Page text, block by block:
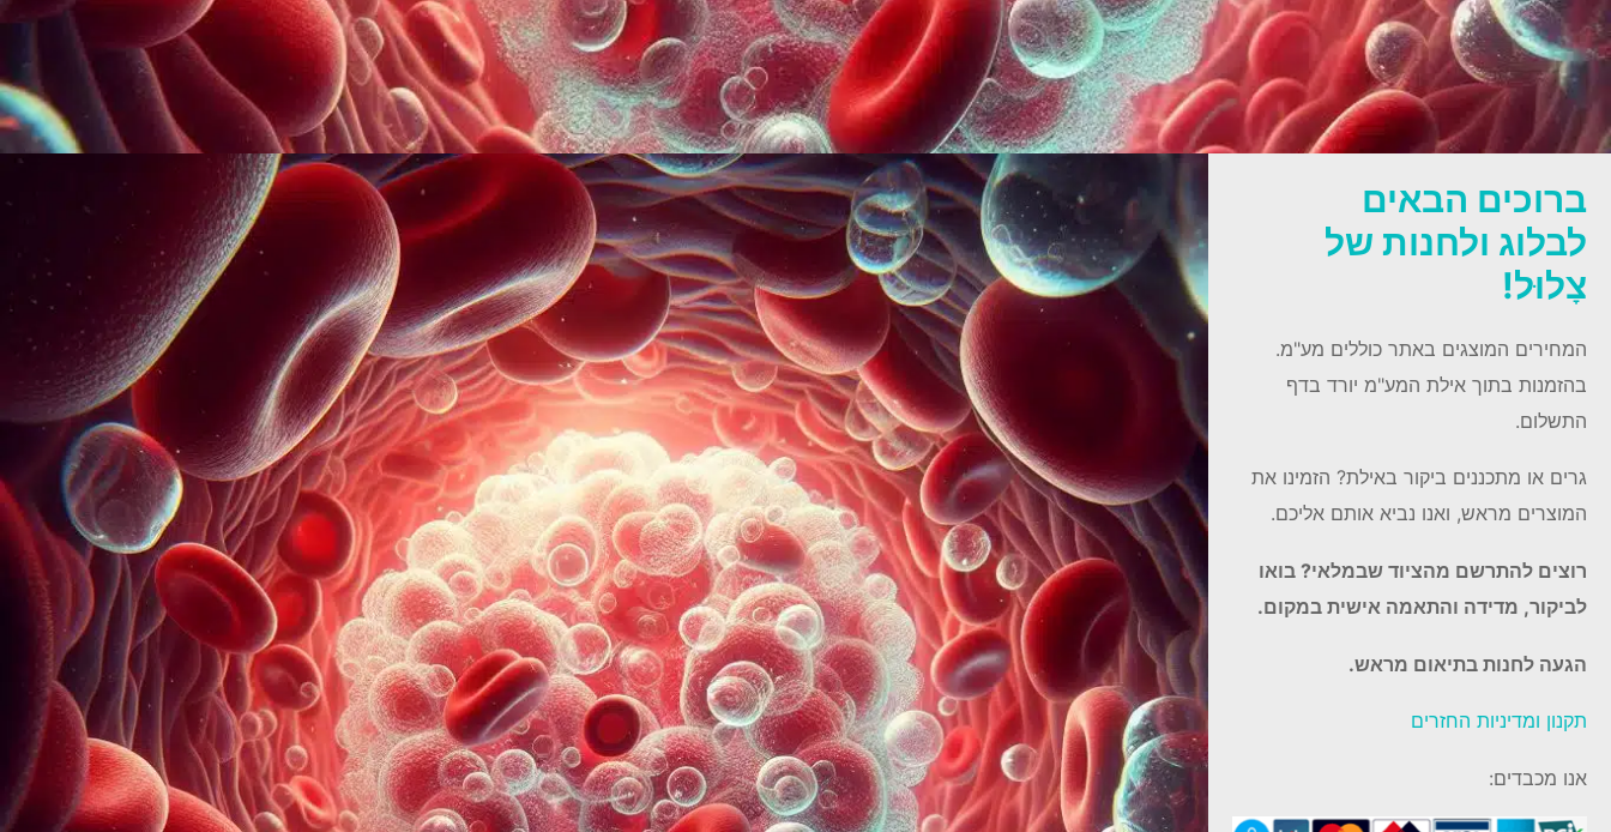
ברוכים הבאים
לבלוג ולחנות של
צָלוּל!
המחירים המוצגים באתר כוללים מע"מ.
בהזמנות בתוך אילת המע"מ יורד בדף
התשלום.
גרים או מתכננים ביקור באילת? הזמינו את
המוצרים מראש, ואנו נביא אותם אליכם.
רוצים להתרשם מהציוד שבמלאי? בואו
לביקור, מדידה והתאמה אישית במקום.
הגעה לחנות בתיאום מראש.
תקנון ומדיניות החזרים
אנו מכבדים: